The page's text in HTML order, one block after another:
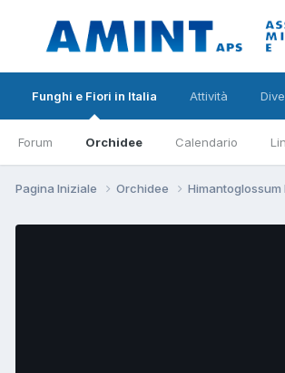
Funghi e Fiori in Italia
Forum Orchidee Calendario
Attività
Pagina Iniziale Orchidee Himantoglossum